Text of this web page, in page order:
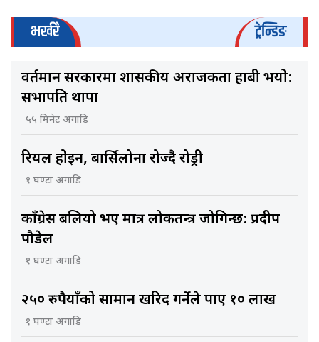
भर्खरै ट्रेन्डिङ
वर्तमान सरकारमा शासकीय अराजकता हाबी भयो:
सभापति थापा
५५ मिनेट अगाडि
रियल होइन, बार्सिलोना रोज्दै रोड्री
१ घण्टा अगाडि
काँग्रेस बलियो भए मात्र लोकतन्त्र जोगिन्छ: प्रदीप
पौडेल
१ घण्टा अगाडि
२५० रुपैयाँको सामान खरिद गर्नेले पाए १० लाख
१ घण्टा अगाडि